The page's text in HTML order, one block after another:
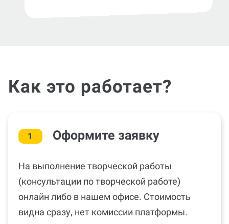
Как это работает?
1 Оформите заявку
На выполнение творческой работы
(консультации по творческой работе)
онлайн либо в нашем офисе. Стоимость
видна сразу, нет комиссии платформы.